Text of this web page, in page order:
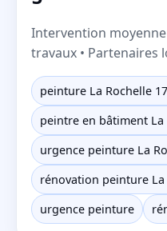
Intervention moyenne
travaux • Partenaires
peinture La Rochelle
peintre en bâtiment La
urgence peinture La
rénovation peinture La
urgence peinture